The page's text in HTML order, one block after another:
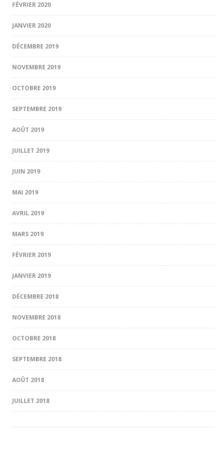
FÉVRIER 2020
JANVIER 2020
DÉCEMBRE 2019
NOVEMBRE 2019
OCTOBRE 2019
SEPTEMBRE 2019
AOÛT 2019
JUILLET 2019
JUIN 2019
MAI 2019
AVRIL 2019
MARS 2019
FÉVRIER 2019
JANVIER 2019
DÉCEMBRE 2018
NOVEMBRE 2018
OCTOBRE 2018
SEPTEMBRE 2018
AOÛT 2018
JUILLET 2018